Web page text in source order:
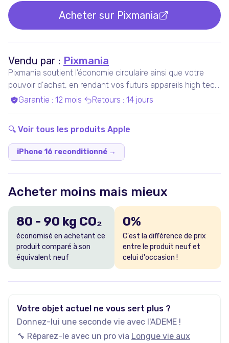
Acheter sur Pixmania
Vendu par : Pixmania
Pixmania soutient l'économie circulaire ainsi que votre
pouvoir d'achat, en rendant vos futurs appareils high tech
plus accessibles que jamais, tout en maximisant leur
Garantie : 12 mois Retours : 14 jours
🔍 Voir tous les produits Apple
iPhone 16 reconditionné →
Acheter moins mais mieux
80 - 90 kg CO₂
économisé en achetant ce
produit comparé à son
équivalent neuf
0%
C'est la différence de prix
entre le produit neuf et
celui d'occasion !
Votre objet actuel ne vous sert plus ?
Donnez-lui une seconde vie avec l'ADEME !
🔧 Réparez-le avec un pro via Longue vie aux